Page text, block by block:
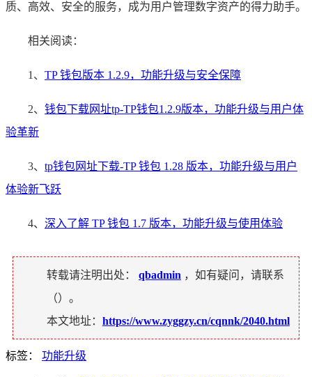
质、高效、安全的服务，成为用户管理数字资产的得力助手。
相关阅读：
1、 TP 钱包版本 1.2.9，功能升级与安全保障
2、 钱包下载网址tp-TP钱包1.2.9版本，功能升级与用户体
验革新
3、 tp钱包网址下载-TP 钱包 1.28 版本，功能升级与用户
体验新飞跃
4、 深入了解 TP 钱包 1.7 版本，功能升级与使用体验
转载请注明出处： qbadmin ，如有疑问，请联系
（）。
本文地址： https://www.zyggzy.cn/cqnnk/2040.html
标签： 功能升级